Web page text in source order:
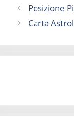
Posizione
Carta